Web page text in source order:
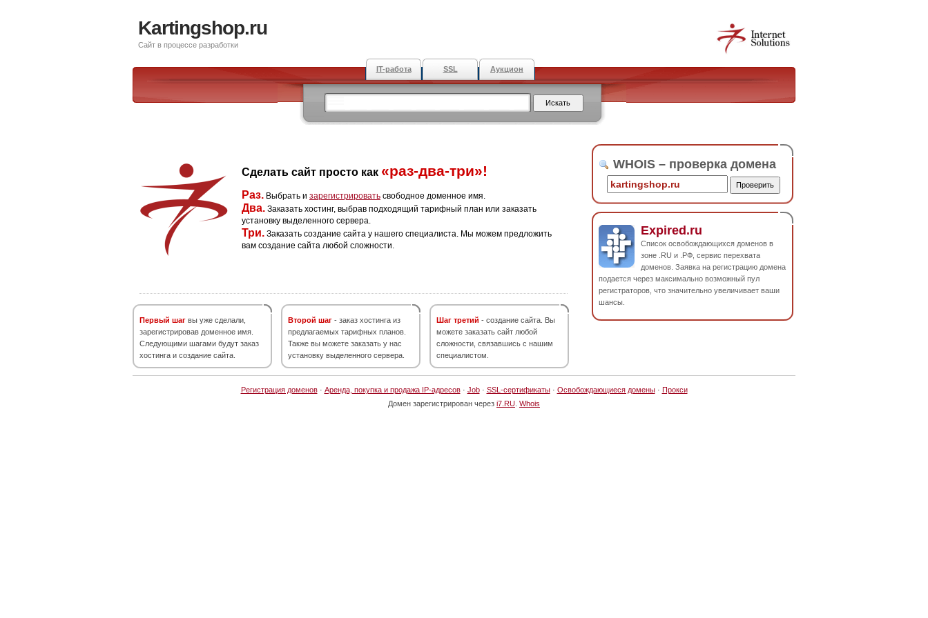
Kartingshop.ru
Сайт в процессе разработки
IT-работа SSL Аукцион
Сделать сайт просто как «раз-два-три»!
Раз. Выбрать и зарегистрировать свободное доменное имя.
Два. Заказать хостинг, выбрав подходящий тарифный план или заказать
установку выделенного сервера.
Три. Заказать создание сайта у нашего специалиста. Мы можем предложить
вам создание сайта любой сложности.
Первый шаг вы уже сделали,
зарегистрировав доменное имя.
Следующими шагами будут заказ
хостинга и создание сайта.
Второй шаг - заказ хостинга из
предлагаемых тарифных планов.
Также вы можете заказать у нас
установку выделенного сервера.
Шаг третий - создание сайта. Вы
можете заказать сайт любой
сложности, связавшись с нашим
специалистом.
WHOIS – проверка домена
Expired.ru
Список освобождающихся доменов в
зоне .RU и .РФ, сервис перехвата
доменов. Заявка на регистрацию домена
подается через максимально возможный пул
регистраторов, что значительно увеличивает ваши
шансы.
Регистрация доменов· Аренда, покупка и продажа IP-адресов· Job· SSL-сертификаты· Освобождающиеся домены· Прокси
Домен зарегистрирован через i7.RU Whois